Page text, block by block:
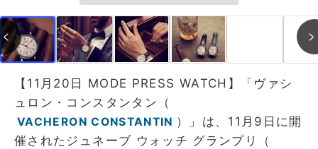
【11月20日 MODE PRESS WATCH】「ヴァシ
ュロン・コンスタンタン（
VACHERON CONSTANTIN ）」は、11月9日に開
催されたジュネーブ ウォッチ グランプリ（